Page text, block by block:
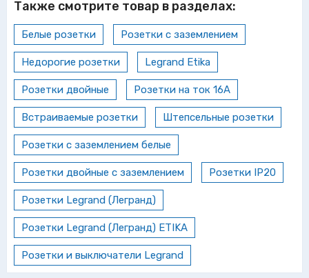
Также смотрите товар в разделах:
Белые розетки Розетки с заземлением
Недорогие розетки Legrand Etika
Розетки двойные Розетки на ток 16А
Встраиваемые розетки Штепсельные розетки
Розетки с заземлением белые
Розетки двойные с заземлением Розетки IP20
Розетки Legrand (Легранд)
Розетки Legrand (Легранд) ETIKA
Розетки и выключатели Legrand